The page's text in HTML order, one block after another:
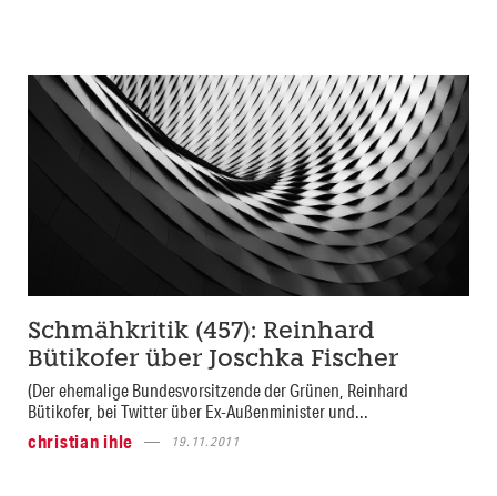
Schmähkritik (457): Reinhard
Bütikofer über Joschka Fischer
(Der ehemalige Bundesvorsitzende der Grünen, Reinhard
Bütikofer, bei Twitter über Ex-Außenminister und...
christian ihle
19.11.2011